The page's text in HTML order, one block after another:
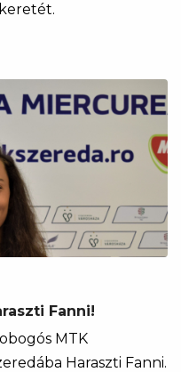
Fanni!
MTK
Haraszti Fanni.